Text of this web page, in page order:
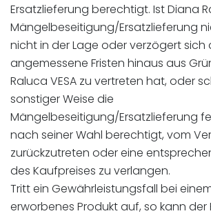
Ersatzlieferung berechtigt. Ist Diana
Mängelbeseitigung/Ersatzlieferung
nicht in der Lage oder verzögert sich
angemessene Fristen hinaus aus
Raluca VESA zu vertreten hat, oder
sonstiger Weise die
Mängelbeseitigung/Ersatzlieferung
nach seiner Wahl berechtigt, vom
zurückzutreten oder eine
des Kaufpreises zu verlangen.
Tritt ein Gewährleistungsfall bei
erworbenes Produkt auf, so kann der